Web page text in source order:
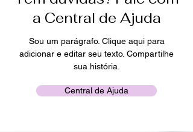
a Central de Ajuda
Sou um parágrafo. Clique aqui para
adicionar e editar seu texto. Compartilhe
sua história.
Central de Ajuda